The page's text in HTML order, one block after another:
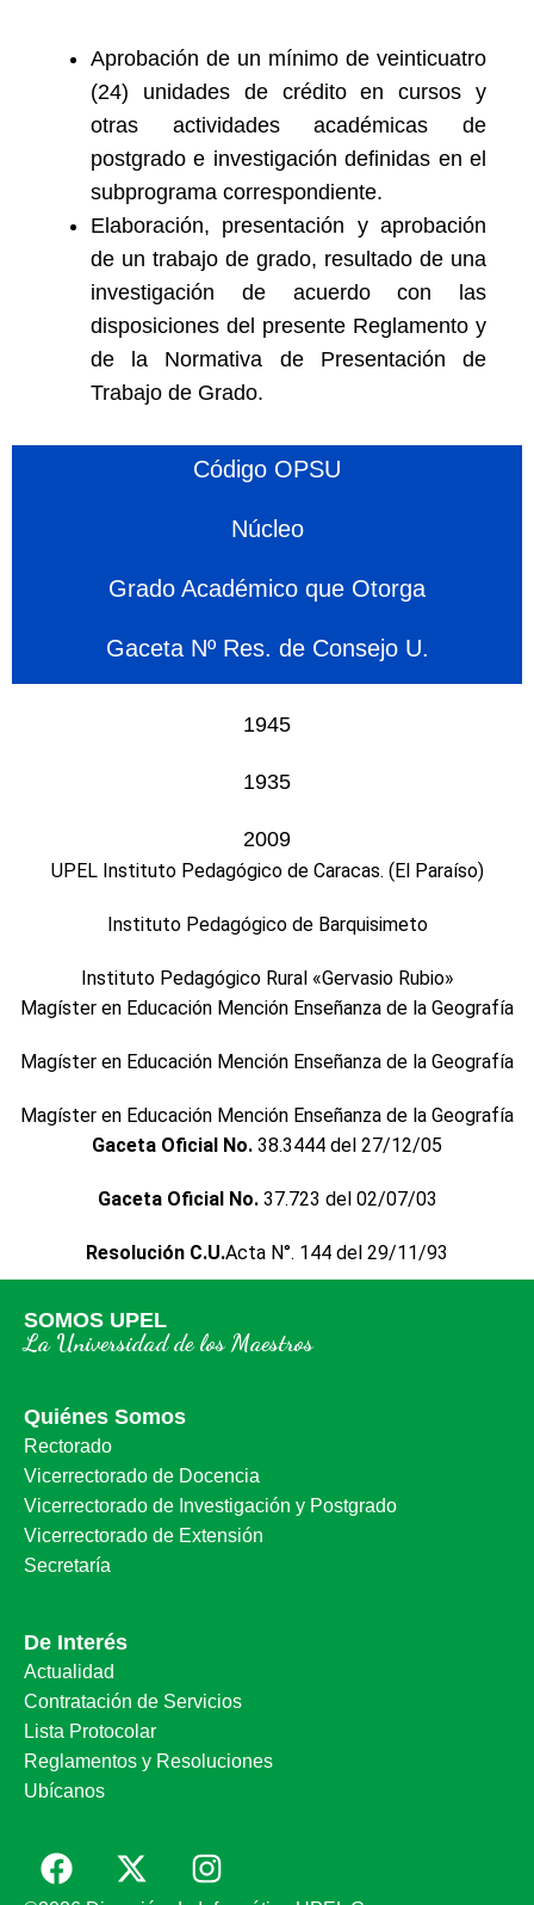
Aprobación de un mínimo de veinticuatro
(24) unidades de crédito en cursos y
otras actividades académicas de
postgrado e investigación definidas en el
subprograma correspondiente.
Elaboración, presentación y aprobación
de un trabajo de grado, resultado de una
investigación de acuerdo con las
disposiciones del presente Reglamento y
de la Normativa de Presentación de
Trabajo de Grado.
Código OPSU
Núcleo
Grado Académico que Otorga
Gaceta Nº Res. de Consejo U.
1945
1935
2009
UPEL Instituto Pedagógico de Caracas. (El Paraíso)
Instituto Pedagógico de Barquisimeto
Instituto Pedagógico Rural «Gervasio Rubio»
Magíster en Educación Mención Enseñanza de la Geografía
Magíster en Educación Mención Enseñanza de la Geografía
Magíster en Educación Mención Enseñanza de la Geografía
Gaceta Oficial No. 38.3444 del 27/12/05
Gaceta Oficial No. 37.723 del 02/07/03
Resolución C.U.Acta N°. 144 del 29/11/93
SOMOS UPEL
La Universidad de los Maestros
Quiénes Somos
Rectorado
Vicerrectorado de Docencia
Vicerrectorado de Investigación y Postgrado
Vicerrectorado de Extensión
Secretaría
De Interés
Actualidad
Contratación de Servicios
Lista Protocolar
Reglamentos y Resoluciones
Ubícanos